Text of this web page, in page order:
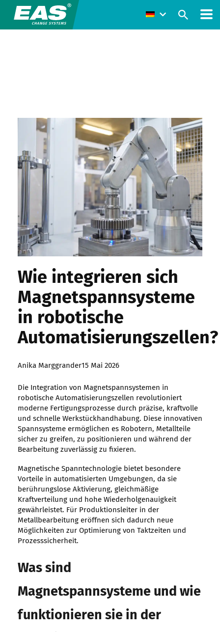
Wie integrieren sich
Magnetspannsysteme
in robotische
Automatisierungszellen?
Posted
Anika Marggrander15 Mai 2026
Die Integration von Magnetspannsystemen in
robotische Automatisierungszellen revolutioniert
moderne Fertigungsprozesse durch präzise, kraftvolle
und schnelle Werkstückhandhabung. Diese innovativen
Spannsysteme ermöglichen es Robotern, Metallteile
sicher zu greifen, zu positionieren und während der
Bearbeitung zuverlässig zu fixieren.
Magnetische Spanntechnologie bietet besondere
Vorteile in automatisierten Umgebungen, da sie
berührungslose Aktivierung, gleichmäßige
Kraftverteilung und hohe Wiederholgenauigkeit
gewährleistet. Für Produktionsleiter in der
Metallbearbeitung eröffnen sich dadurch neue
Möglichkeiten zur Optimierung von Taktzeiten und
Prozesssicherheit.
Was sind
Magnetspannsysteme und wie
funktionieren sie in der